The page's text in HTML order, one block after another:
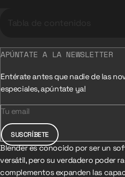
Tabla de contenidos
APÚNTATE A LA NEWSLETTER
Entérate antes que nadie de las
especiales, apúntate ya!
Tu email
SUSCRÍBETE
Blender es conocido por ser un
versátil, pero su verdadero poder
complementos expanden las